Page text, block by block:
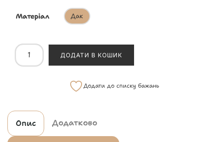
Матеріал Дак
ДОДАТИ В КОШИК
Додати до списку бажань
Опис Додатково